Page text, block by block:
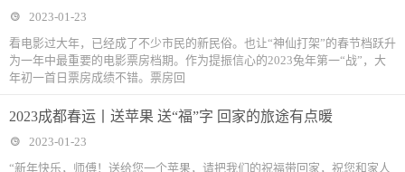
2023-01-23
看电影过大年，已经成了不少市民的新民俗。也让“神仙打架”的春节档跃升
为一年中最重要的电影票房档期。作为提振信心的2023兔年第一“战”，大
年初一首日票房成绩不错。票房回
2023成都春运丨送苹果 送“福”字 回家的旅途有点暖
2023-01-23
“新年快乐，师傅！送给您一个苹果，请把我们的祝福带回家，祝您和家人